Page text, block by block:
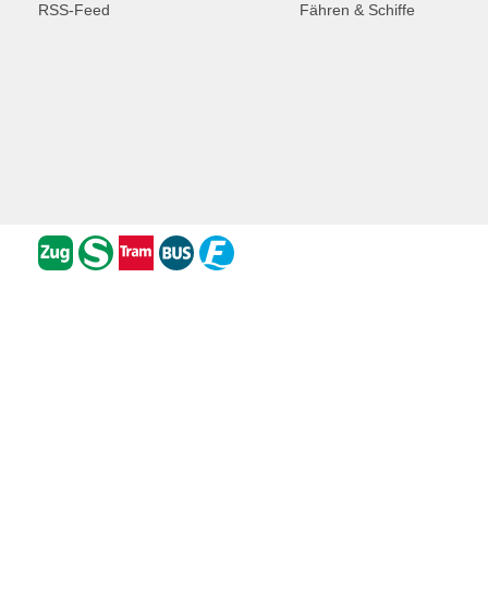
RSS-Feed
Fähren & Schiffe